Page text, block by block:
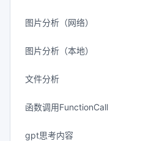
图片分析（网络）
图片分析（本地）
文件分析
函数调用FunctionCall
gpt思考内容